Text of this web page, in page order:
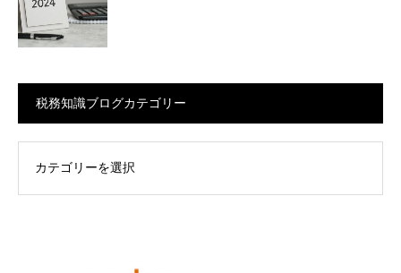
税務知識ブログカテゴリー